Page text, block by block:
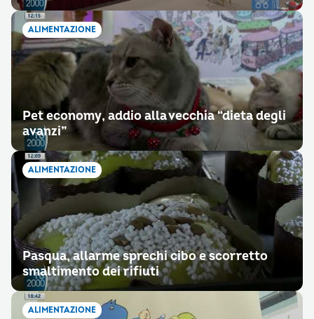
ALIMENTAZIONE
Pet economy, addio alla vecchia “dieta degli
avanzi”
ALIMENTAZIONE
Pasqua, allarme sprechi cibo e scorretto
smaltimento dei rifiuti
ALIMENTAZIONE